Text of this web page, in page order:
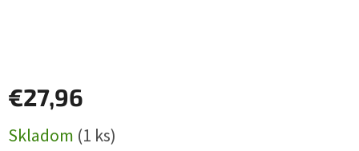
€27,96
cena:
Skladom (1 ks)